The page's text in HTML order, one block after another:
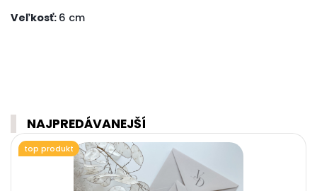
Veľkosť: 6 cm
NAJPREDÁVANEJŠÍ
top produkt